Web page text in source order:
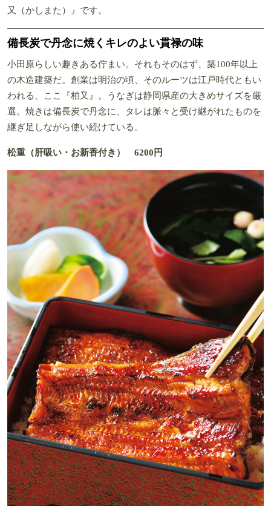
又（かしまた）』です。
備長炭で丹念に焼くキレのよい貫禄の味
小田原らしい趣きある佇まい。それもそのはず、築100年以上
の木造建築だ。創業は明治の頃、そのルーツは江戸時代ともい
われる、ここ『柏又』。うなぎは静岡県産の大きめサイズを厳
選。焼きは備長炭で丹念に、タレは脈々と受け継がれたものを
継ぎ足しながら使い続けている。
松重（肝吸い・お新香付き） 6200円